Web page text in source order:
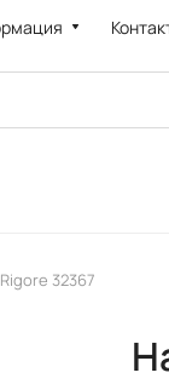
32367